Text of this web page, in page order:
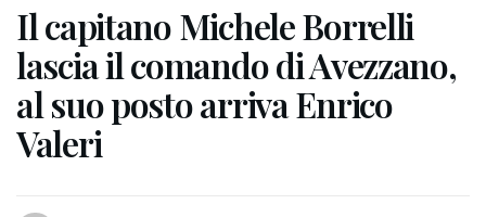
Il capitano Michele Borrelli
lascia il comando di Avezzano,
al suo posto arriva Enrico
Valeri